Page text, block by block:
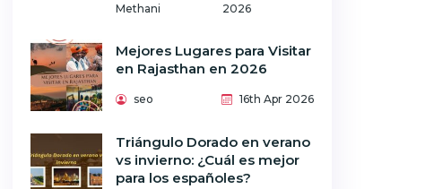
Methani
2026
Mejores Lugares para Visitar
en Rajasthan en 2026
seo 16th Apr 2026
Triángulo Dorado en verano
vs invierno: ¿Cuál es mejor
para los españoles?